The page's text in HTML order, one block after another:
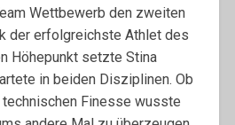
Wettbewerb den zweiten
der erfolgreichste Athlet des
Höhepunkt setzte Stina
in beiden Disziplinen. Ob
technischen Finesse wusste